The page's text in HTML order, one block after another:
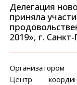
Делегация
приняла
2019», г.
Центр